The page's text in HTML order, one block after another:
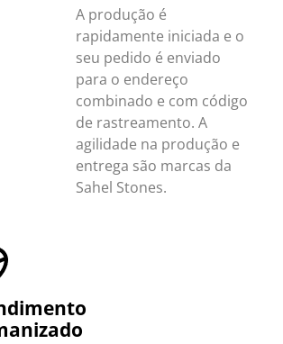
A produção é
rapidamente iniciada e o
seu pedido é enviado
para o endereço
combinado e com código
de rastreamento. A
agilidade na produção e
entrega são marcas da
Sahel Stones.